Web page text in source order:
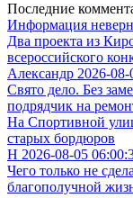
Последние
Информация
Два проекта из
всероссийского
Александр 2026-08-
Свято дело. Без
подрядчик на
На Спортивной
старых бордюров
Н 2026-08-05
Чего только не
благополучной